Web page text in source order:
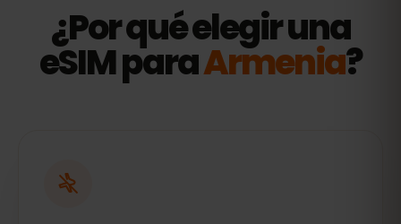
¿Por qué elegir una
eSIM paraArmenia?